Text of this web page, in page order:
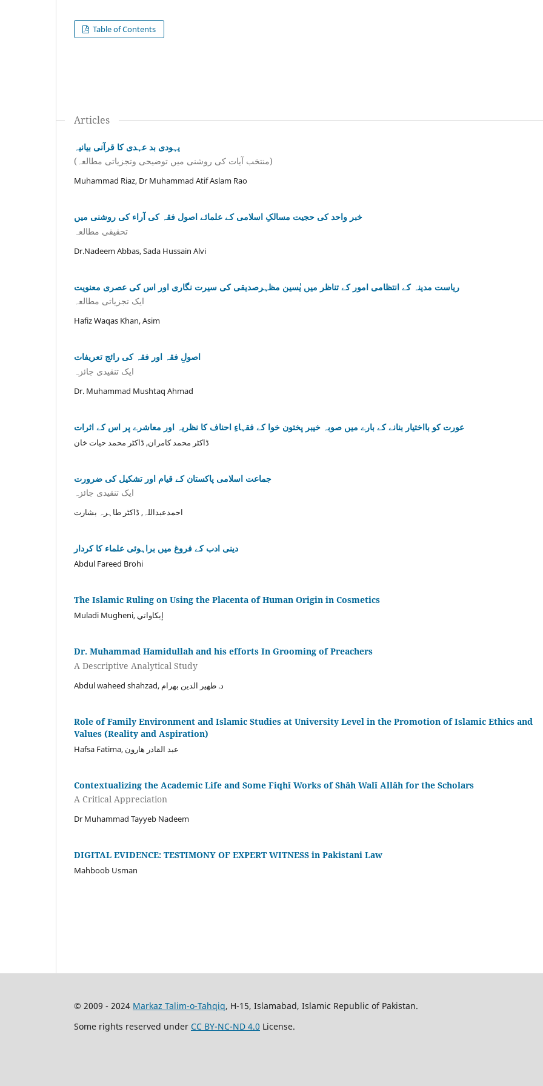
Table of Contents
Articles
یہودی بد عہدی کا قرآنی بیانیہ
(منتخب آیات کی روشنی میں توضیحی وتجزیاتی مطالعہ)
Muhammad Riaz, Dr Muhammad Atif Aslam Rao
خبر واحد کی حجیت مسالکِ اسلامی کے علمائے اصول فقہ کی آراء کی روشنی میں
تحقیقی مطالعہ
Dr.Nadeem Abbas, Sada Hussain Alvi
ریاست مدینہ کے انتظامی امور کے تناظر میں یٰسین مظہرصدیقی کی سیرت نگاری اور اس کی عصری معنویت
ایک تجزیاتی مطالعہ
Hafiz Waqas Khan, Asim
اصولِ فقہ اور فقہ کی رائج تعریفات
ایک تنقیدی جائزہ
Dr. Muhammad Mushtaq Ahmad
عورت کو بااختیار بنانے کے بارے میں صوبہ خیبر پختون خوا کے فقہاءِ احناف کا نظریہ اور معاشرے پر اس کے اثرات
ڈاکٹر محمد کامران, ڈاکٹر محمد حیات خان
جماعت اسلامی پاکستان کے قیام اور تشکیل کی ضرورت
ایک تنقیدی جائزہ
احمدعبداللہ, ڈاکٹر طاہرہ بشارت
دینی ادب کے فروغ میں براہوئی علماء کا کردار
Abdul Fareed Brohi
The Islamic Ruling on Using the Placenta of Human Origin in Cosmetics
Muladi Mugheni, إيكاواتي
Dr. Muhammad Hamidullah and his efforts In Grooming of Preachers
A Descriptive Analytical Study
Abdul waheed shahzad, د. ظهير الدين بهرام
Role of Family Environment and Islamic Studies at University Level in the Promotion of Islamic Ethics and
Values (Reality and Aspiration)
Hafsa Fatima, عبد القادر هارون
Contextualizing the Academic Life and Some Fiqhī Works of Shāh Walī Allāh for the Scholars
A Critical Appreciation
Dr Muhammad Tayyeb Nadeem
DIGITAL EVIDENCE: TESTIMONY OF EXPERT WITNESS in Pakistani Law
Mahboob Usman
© 2009 - 2024 Markaz Talim-o-Tahqiq, H-15, Islamabad, Islamic Republic of Pakistan.
Some rights reserved under CC BY-NC-ND 4.0 License.